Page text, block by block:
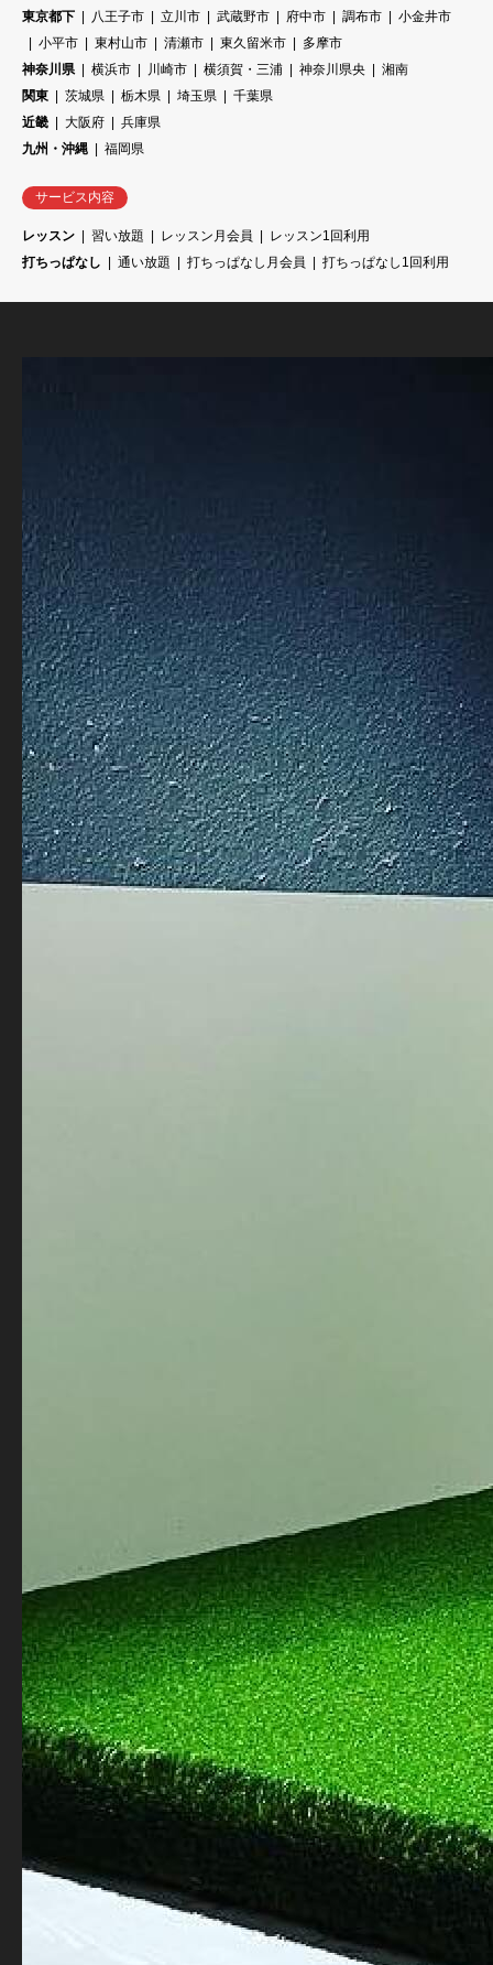
東京都下
八王子市 立川市 武蔵野市 府中市 調布市
小金井市
小平市
東村山市 清瀬市 東久留米市
多摩市
神奈川県
横浜市 川崎市 横須賀・三浦 神奈川県央
湘南
関東
茨城県 栃木県 埼玉県
千葉県
近畿
大阪府
兵庫県
九州・沖縄
福岡県
サービス内容
レッスン 習い放題 レッスン月会員
レッスン1回利用
打ちっぱなし
通い放題 打ちっぱなし月会員 打ちっぱなし1回利用